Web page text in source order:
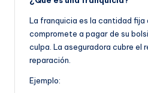
La franquicia es la cantidad fija
compromete a pagar de su
culpa. La aseguradora cubre el
reparación.
Ejemplo: